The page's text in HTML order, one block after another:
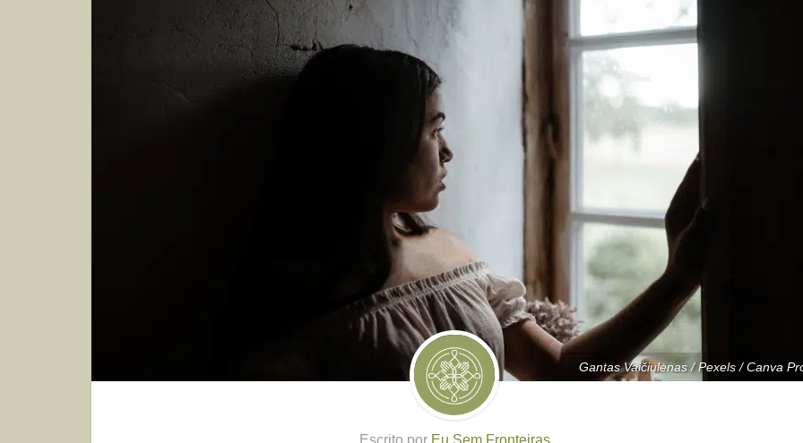
Gantas Vaičiulėnas / Pexels / Canva
Escrito por Eu Sem Fronteiras